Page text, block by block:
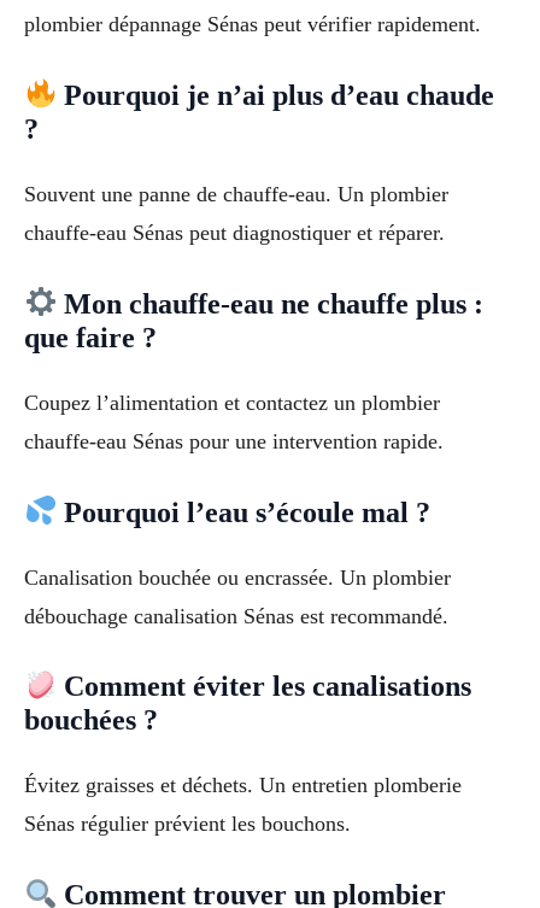
plombier dépannage Sénas peut vérifier rapidement.
Pourquoi je n’ai plus d’eau chaude
?
Souvent une panne de chauffe-eau. Un plombier
chauffe-eau Sénas peut diagnostiquer et réparer.
Mon chauffe-eau ne chauffe plus :
que faire ?
Coupez l’alimentation et contactez un plombier
chauffe-eau Sénas pour une intervention rapide.
Pourquoi l’eau s’écoule mal ?
Canalisation bouchée ou encrassée. Un plombier
débouchage canalisation Sénas est recommandé.
Comment éviter les canalisations
bouchées ?
Évitez graisses et déchets. Un entretien plomberie
Sénas régulier prévient les bouchons.
Comment trouver un plombier